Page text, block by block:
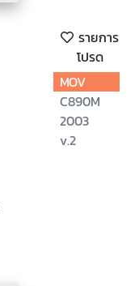
รายการ
โปรด
MOV
C890M
2003
v.2